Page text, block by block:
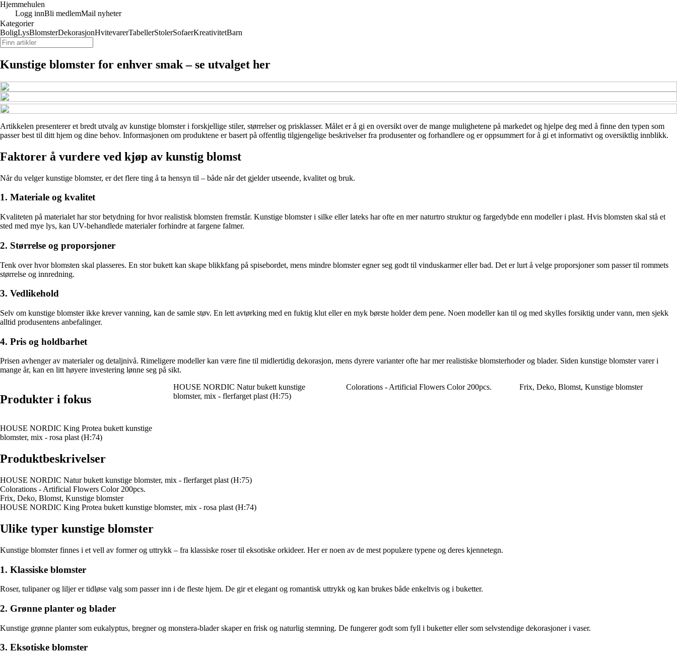
Hjemmehulen
Logg innBli medlemMail nyheter
Kategorier
BoligLysBlomsterDekorasjonHvitevarerTabellerStolerSofaerKreativitetBarn
Kunstige blomster for enhver smak – se utvalget her
Artikkelen presenterer et bredt utvalg av kunstige blomster i forskjellige stiler, størrelser og prisklasser. Målet er å gi en oversikt over de mange mulighetene på markedet og hjelpe deg med å finne den typen som
passer best til ditt hjem og dine behov. Informasjonen om produktene er basert på offentlig tilgjengelige beskrivelser fra produsenter og forhandlere og er oppsummert for å gi et informativt og oversiktlig innblikk.
Faktorer å vurdere ved kjøp av kunstig blomst
Når du velger kunstige blomster, er det flere ting å ta hensyn til – både når det gjelder utseende, kvalitet og bruk.
1. Materiale og kvalitet
Kvaliteten på materialet har stor betydning for hvor realistisk blomsten fremstår. Kunstige blomster i silke eller lateks har ofte en mer naturtro struktur og fargedybde enn modeller i plast. Hvis blomsten skal stå et
sted med mye lys, kan UV-behandlede materialer forhindre at fargene falmer.
2. Størrelse og proporsjoner
Tenk over hvor blomsten skal plasseres. En stor bukett kan skape blikkfang på spisebordet, mens mindre blomster egner seg godt til vinduskarmer eller bad. Det er lurt å velge proporsjoner som passer til rommets
størrelse og innredning.
3. Vedlikehold
Selv om kunstige blomster ikke krever vanning, kan de samle støv. En lett avtørking med en fuktig klut eller en myk børste holder dem pene. Noen modeller kan til og med skylles forsiktig under vann, men sjekk
alltid produsentens anbefalinger.
4. Pris og holdbarhet
Prisen avhenger av materialer og detaljnivå. Rimeligere modeller kan være fine til midlertidig dekorasjon, mens dyrere varianter ofte har mer realistiske blomsterhoder og blader. Siden kunstige blomster varer i
mange år, kan en litt høyere investering lønne seg på sikt.
Produkter i fokus
HOUSE NORDIC Natur bukett kunstige
blomster, mix - flerfarget plast (H:75)
Colorations - Artificial Flowers Color 200pcs. Frix, Deko, Blomst, Kunstige blomster
HOUSE NORDIC King Protea bukett kunstige
blomster, mix - rosa plast (H:74)
Produktbeskrivelser
HOUSE NORDIC Natur bukett kunstige blomster, mix - flerfarget plast (H:75)
Colorations - Artificial Flowers Color 200pcs.
Frix, Deko, Blomst, Kunstige blomster
HOUSE NORDIC King Protea bukett kunstige blomster, mix - rosa plast (H:74)
Ulike typer kunstige blomster
Kunstige blomster finnes i et vell av former og uttrykk – fra klassiske roser til eksotiske orkideer. Her er noen av de mest populære typene og deres kjennetegn.
1. Klassiske blomster
Roser, tulipaner og liljer er tidløse valg som passer inn i de fleste hjem. De gir et elegant og romantisk uttrykk og kan brukes både enkeltvis og i buketter.
2. Grønne planter og blader
Kunstige grønne planter som eukalyptus, bregner og monstera-blader skaper en frisk og naturlig stemning. De fungerer godt som fyll i buketter eller som selvstendige dekorasjoner i vaser.
3. Eksotiske blomster